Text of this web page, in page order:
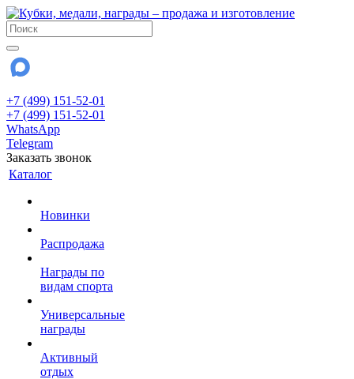
+7 (499) 151-52-01
+7 (499) 151-52-01
WhatsApp
Telegram
Заказать звонок
Каталог
Новинки
Распродажа
Награды по
видам спорта
Универсальные
награды
Активный
отдых